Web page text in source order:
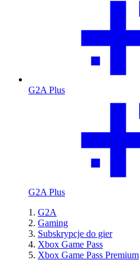
G2A Plus
G2A Plus
G2A
Gaming
Subskrypcje do gier
Xbox Game Pass
Xbox Game Pass Premium